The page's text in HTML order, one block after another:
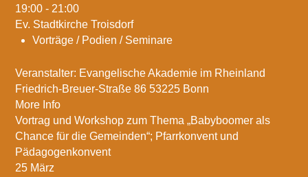
19:00 - 21:00
Ev. Stadtkirche Troisdorf
Vorträge / Podien / Seminare
Veranstalter: Evangelische Akademie im Rheinland
Friedrich-Breuer-Straße 86 53225 Bonn
More Info
Vortrag und Workshop zum Thema „Babyboomer als
Chance für die Gemeinden“; Pfarrkonvent und
Pädagogenkonvent
25 März